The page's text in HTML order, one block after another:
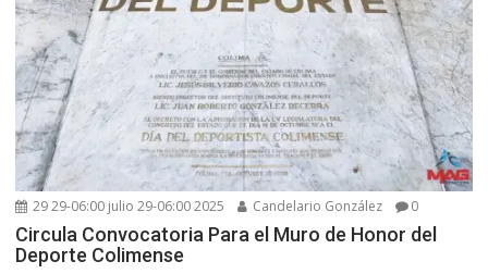
29 29-06:00 julio 29-06:00 2025 Candelario González 0
Circula Convocatoria Para el Muro de Honor del
Deporte Colimense